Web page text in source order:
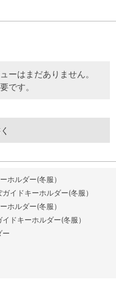
ーはまだありません。
です。
ホルダー(冬服）
ガイドキーホルダー(冬服）
ホルダー(冬服）
ドキーホルダー(冬服）
ー